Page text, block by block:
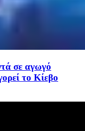
σε αγωγό
το Κίεβο